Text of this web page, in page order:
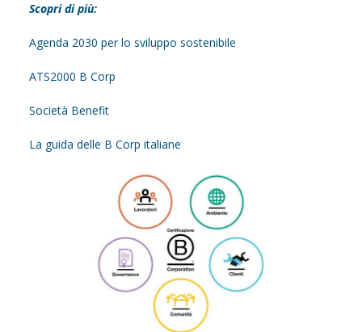
Scopri di più:
Agenda 2030 per lo sviluppo sostenibile
ATS2000 B Corp
Società Benefit
La guida delle B Corp italiane